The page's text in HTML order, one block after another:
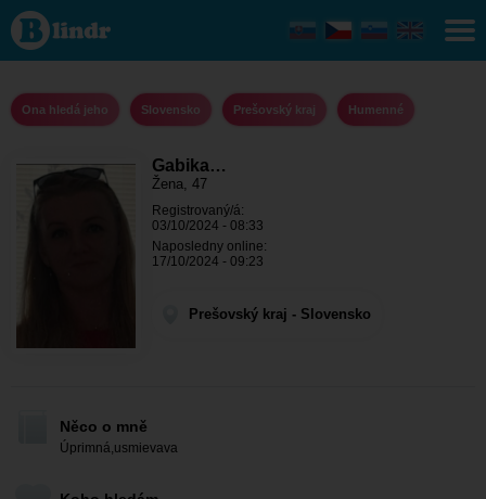
Gabika
1978 -
Ona hledá
jeho
kraj -
Humenné
Ona hledá jeho Slovensko Prešovský kraj Humenné
Gabika…
Žena, 47
Registrovaný/á:
03/10/2024 - 08:33
Naposledny online:
17/10/2024 - 09:23
Prešovský kraj - Slovensko
Něco o mně
Úprimná,usmievava